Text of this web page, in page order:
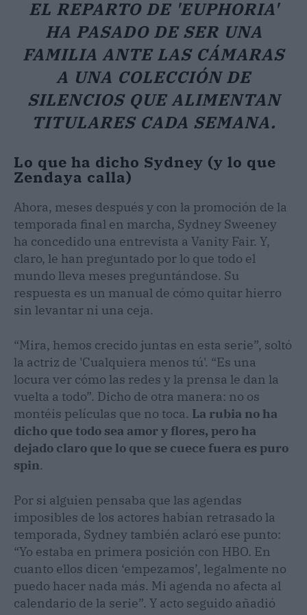
EL REPARTO DE 'EUPHORIA'
HA PASADO DE SER UNA
FAMILIA ANTE LAS CÁMARAS
A UNA COLECCIÓN DE
SILENCIOS QUE ALIMENTAN
TITULARES CADA SEMANA.
Lo que ha dicho Sydney (y lo que
Zendaya calla)
Ahora, meses después y con la promoción de la
temporada final en marcha, Sydney Sweeney
ha concedido una entrevista a Vanity Fair. Y,
claro, le han preguntado por lo que todo el
mundo lleva meses preguntándose. Su
respuesta es un manual de cómo quitar hierro
sin levantar ni una ceja.
“Mira, hemos crecido juntas en esta serie”, soltó
la actriz de 'Cualquiera menos tú'. “Es una
locura ver cómo las redes y la prensa le dan la
vuelta a todo”. Dicho de otra manera: no os
montéis películas que no toca. La rubia no ha
dicho que todo sea amor y flores, pero ha
dejado claro que lo que se cuece fuera es puro
spin.
Por si alguien pensaba que las agendas
imposibles de los actores habían retrasado la
temporada, Sydney también aclaró ese punto:
“Yo estaba en primera posición con HBO. En
cuanto ellos dicen ‘empezamos’, legalmente no
puedo hacer nada más. Mi agenda no afecta al
calendario de la serie”. Y acto seguido añadió